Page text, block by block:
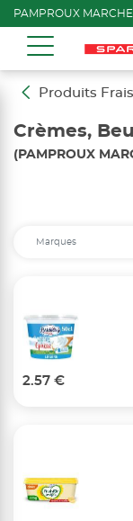
PAMPROUX MARCHE
Produits Frais
Crèmes,
(PAMPROUX
2.57 €